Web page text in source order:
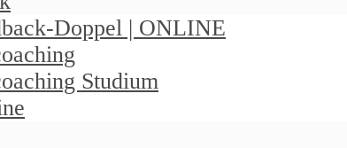
Doppel | ONLINE
Studium